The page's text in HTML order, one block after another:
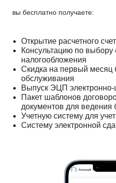
вы бесплатно получаете:
Открытие расчетного
Консультацию по выбору
налогообложения
Скидка на первый месяц
обслуживания
Выпуск ЭЦП
Пакет шаблонов
документов для ведения
Учетную систему для
Систему электронной